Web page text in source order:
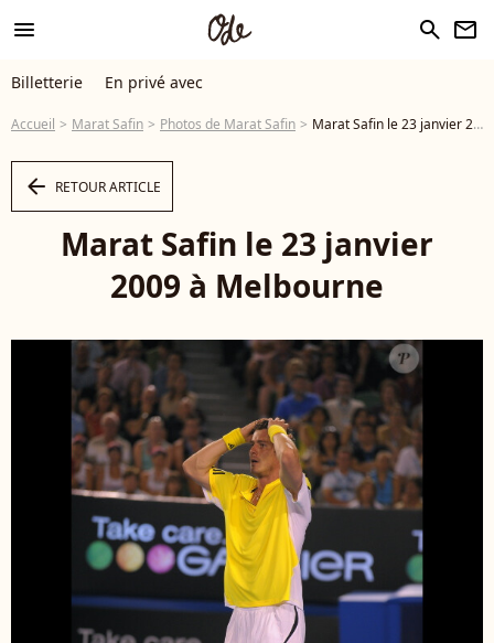
menu search newsletter
Billetterie En privé avec
Accueil Marat Safin Photos de Marat Safin Marat Safin le 23 janvier 2009 à Melbourne - Photo
arrow_left RETOUR ARTICLE
Marat Safin le 23 janvier
2009 à Melbourne